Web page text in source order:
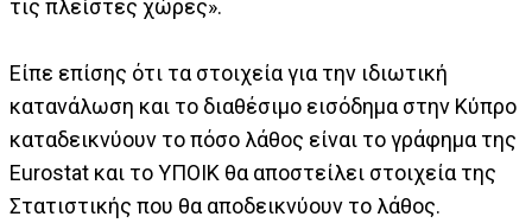
τις πλείστες χώρες».
Είπε επίσης ότι τα στοιχεία για την ιδιωτική
κατανάλωση και το διαθέσιμο εισόδημα στην Κύπρο
καταδεικνύουν το πόσο λάθος είναι το γράφημα της
Eurostat και το ΥΠΟΙΚ θα αποστείλει στοιχεία της
Στατιστικής που θα αποδεικνύουν το λάθος.